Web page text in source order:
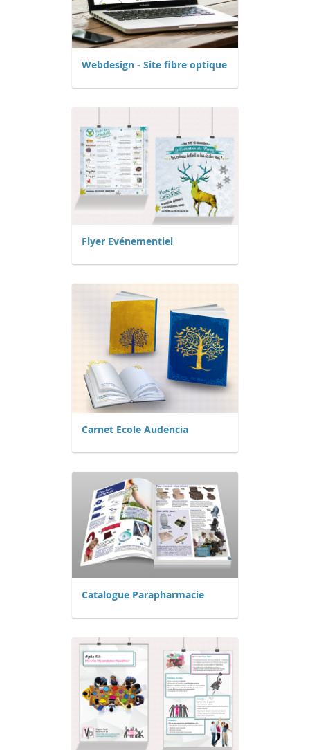
Webdesign - Site fibre optique
Flyer Evénementiel
Carnet Ecole Audencia
Catalogue Parapharmacie